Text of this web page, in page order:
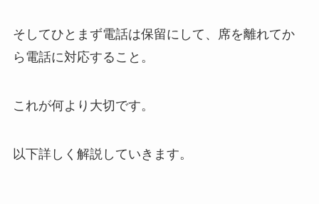
そしてひとまず電話は保留にして、席を離れてか
ら電話に対応すること。
これが何より大切です。
以下詳しく解説していきます。